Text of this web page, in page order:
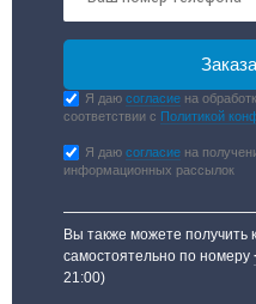
Я даюсогласие на
соответствии с Политикой
Я даюсогласие на
информационных рассылок
Вы также можете получить
самостоятельно по номеру
21:00)